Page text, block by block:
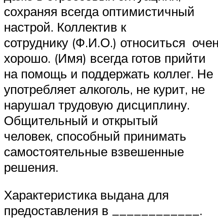
сохраняя всегда оптимистичный
настрой. Коллектив к
сотруднику (Ф.И.О.) относиться
хорошо. (Имя) всегда готов прийти
на помощь и поддержать коллег. Не
употребляет алкоголь, не курит, не
нарушал трудовую дисциплину.
Общительный и открытый
человек, способный принимать
самостоятельные взвешенные
решения.
Характеристика выдана для
предоставления в ____________.